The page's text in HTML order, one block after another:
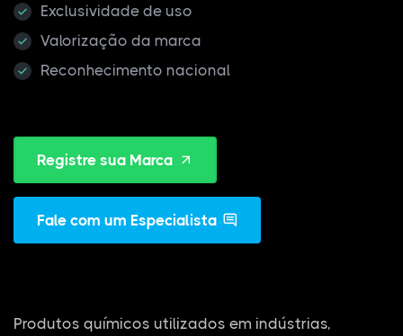
Exclusividade de uso
Valorização da marca
Reconhecimento nacional
Registre sua Marca
Fale com um Especialista
Produtos químicos utilizados em indústrias,